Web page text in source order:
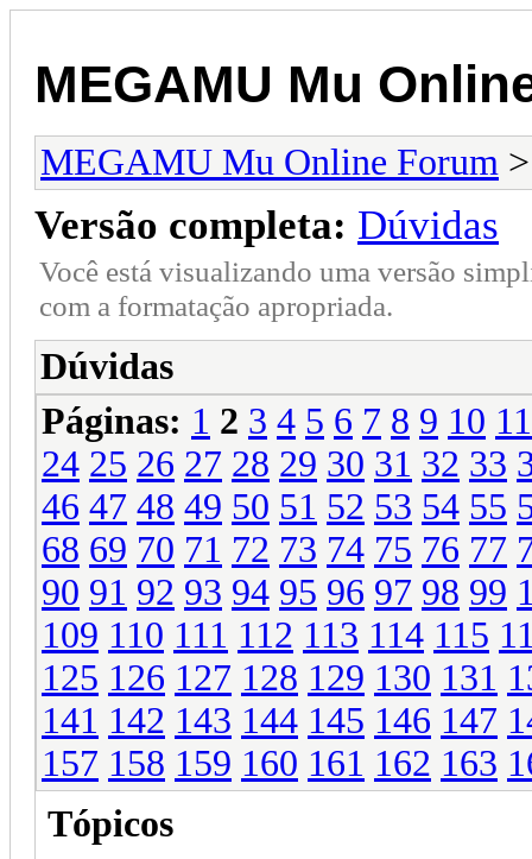
MEGAMU Mu
MEGAMU Mu Online Forum
Versão completa: Dúvidas
Você está visualizando uma versão
com a formatação apropriada.
Dúvidas
Páginas: 1 2 3 4 5 6 7 8 9 10 11
24 25 26 27 28 29 30 31 32 33
46 47 48 49 50 51 52 53 54 55
68 69 70 71 72 73 74 75 76 77
90 91 92 93 94 95 96 97 98 99
109 110 111 112 113 114 115
125 126 127 128 129 130 131
141 142 143 144 145 146 147
157 158 159 160 161 162 163
Tópicos